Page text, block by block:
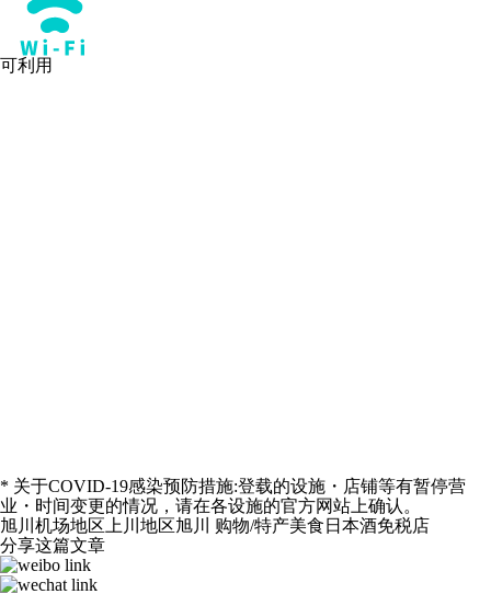
可利用
* 关于COVID-19感染预防措施:登载的设施・店铺等有暂停营
业・时间变更的情况，请在各设施的官方网站上确认。
旭川机场地区 上川地区旭川 购物/特产美食 日本酒免税店
分享这篇文章